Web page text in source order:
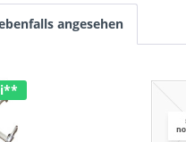
angesehen